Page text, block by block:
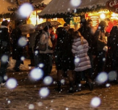
Pays-Bas Suisse